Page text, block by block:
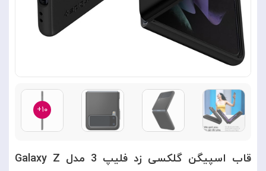
۱۰+
قاب اسپیگن گلکسی زد فلیپ 3 مدل Galaxy Z